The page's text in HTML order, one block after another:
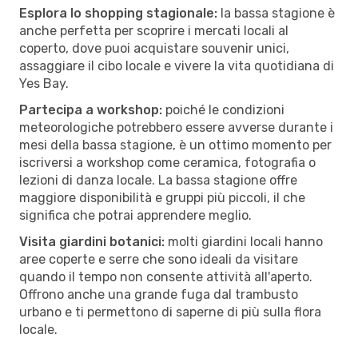
Esplora lo shopping stagionale: la bassa stagione è
anche perfetta per scoprire i mercati locali al
coperto, dove puoi acquistare souvenir unici,
assaggiare il cibo locale e vivere la vita quotidiana di
Yes Bay.
Partecipa a workshop: poiché le condizioni
meteorologiche potrebbero essere avverse durante i
mesi della bassa stagione, è un ottimo momento per
iscriversi a workshop come ceramica, fotografia o
lezioni di danza locale. La bassa stagione offre
maggiore disponibilità e gruppi più piccoli, il che
significa che potrai apprendere meglio.
Visita giardini botanici: molti giardini locali hanno
aree coperte e serre che sono ideali da visitare
quando il tempo non consente attività all'aperto.
Offrono anche una grande fuga dal trambusto
urbano e ti permettono di saperne di più sulla flora
locale.